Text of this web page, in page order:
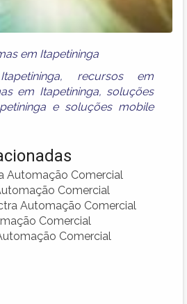
em Itapetininga
, recursos em
em Itapetininga, soluções
e soluções mobile
Automação Comercial
Comercial
Automação Comercial
Comercial
Comercial